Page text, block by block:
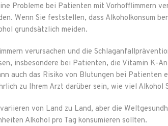
Probleme bei Patienten mit Vorhofflimmern
Wenn Sie feststellen, dass Alkoholkonsum
grundsätzlich meiden.
verursachen und die
insbesondere bei Patienten, die Vitamin K-
auch das Risiko von Blutungen bei Patienten
zu Ihrem Arzt darüber sein, wie viel Alkohol
von Land zu Land, aber die
Alkohol pro Tag konsumieren sollten.